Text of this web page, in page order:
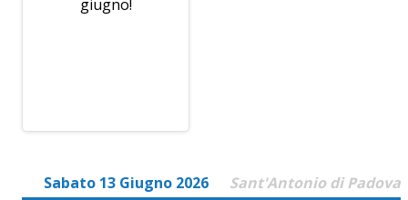
giugno!
Sabato 13 Giugno 2026 Sant'Antonio di Padova